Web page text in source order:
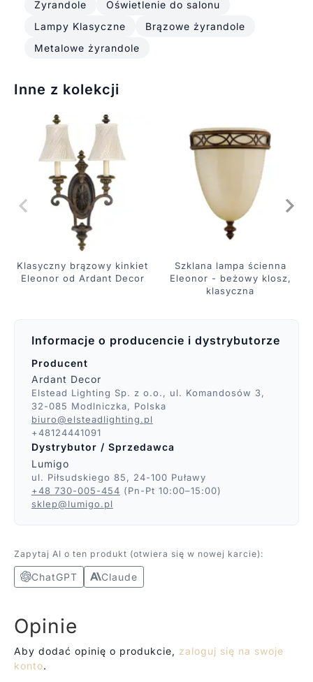
Żyrandole
Oświetlenie do salonu
Lampy Klasyczne
Brązowe żyrandole
Metalowe żyrandole
Inne z kolekcji
Klasyczny brązowy kinkiet
Eleonor od Ardant Decor
Szklana lampa ścienna
Eleonor - beżowy klosz,
klasyczna
Informacje o producencie i dystrybutorze
Producent
Ardant Decor
Elstead Lighting Sp. z o.o., ul. Komandosów 3,
32-085 Modlniczka, Polska
biuro@elsteadlighting.pl
+48124441091
Dystrybutor / Sprzedawca
Lumigo
ul. Piłsudskiego 85, 24-100 Puławy
+48 730-005-454 (Pn-Pt 10:00–15:00)
sklep@lumigo.pl
Zapytaj AI o ten produkt (otwiera się w nowej karcie):
ChatGPT Claude
Opinie
Aby dodać opinię o produkcie, zaloguj się na swoje
konto.